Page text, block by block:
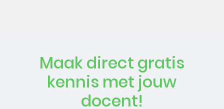
Maak direct gratis
kennis met jouw
docent!